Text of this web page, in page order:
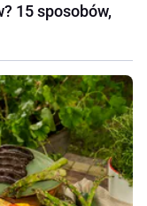
15 sposobów,